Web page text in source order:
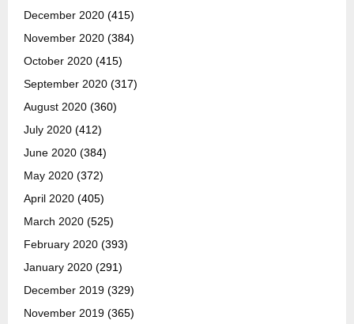
December 2020 (415)
November 2020 (384)
October 2020 (415)
September 2020 (317)
August 2020 (360)
July 2020 (412)
June 2020 (384)
May 2020 (372)
April 2020 (405)
March 2020 (525)
February 2020 (393)
January 2020 (291)
December 2019 (329)
November 2019 (365)